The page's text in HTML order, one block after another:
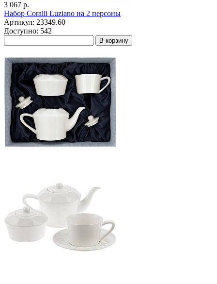
3 067 р.
Набор Coralli Luziano на 2 персоны
Артикул: 23349.60
Доступно: 542
В корзину